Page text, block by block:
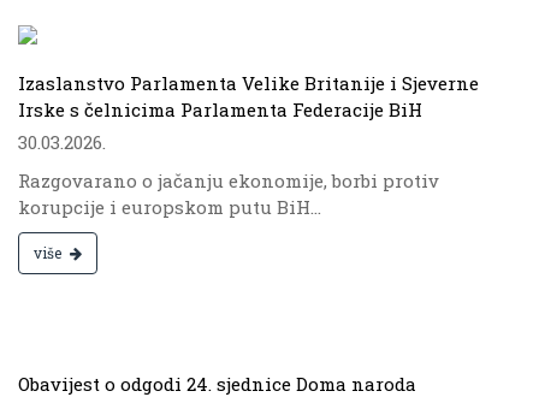
Izaslanstvo Parlamenta Velike Britanije i Sjeverne
Irske s čelnicima Parlamenta Federacije BiH
30.03.2026.
Razgovarano o jačanju ekonomije, borbi protiv
korupcije i europskom putu BiH...
više
Obavijest o odgodi 24. sjednice Doma naroda